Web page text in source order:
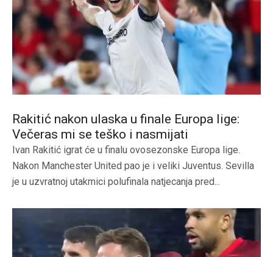
Rakitić nakon ulaska u finale Europa lige:
Večeras mi se teško i nasmijati
Ivan Rakitić igrat će u finalu ovosezonske Europa lige.
Nakon Manchester United pao je i veliki Juventus. Sevilla
je u uzvratnoj utakmici polufinala natjecanja pred...